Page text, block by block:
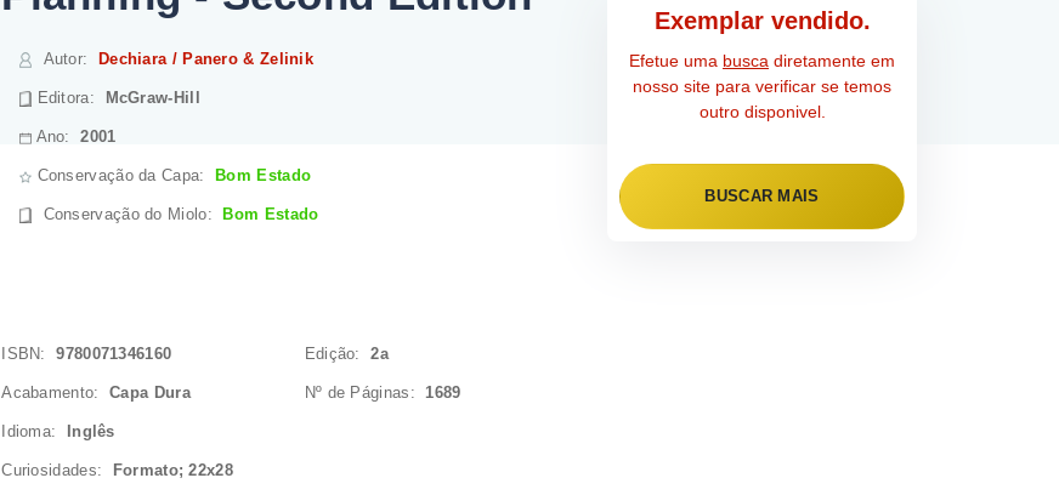
Autor: Dechiara / Panero & Zelinik
Editora: McGraw-Hill
Ano:2001
Conservação da Capa: Bom Estado
Conservação do Miolo: Bom Estado
ISBN:9780071346160 Edição:2a
Acabamento:Capa Dura Nº de Páginas:1689
Idioma: Inglês
Curiosidades: Formato; 22x28
Exemplar vendido.
Efetue uma busca diretamente em
nosso site para verificar se temos
outro disponivel.
BUSCAR MAIS